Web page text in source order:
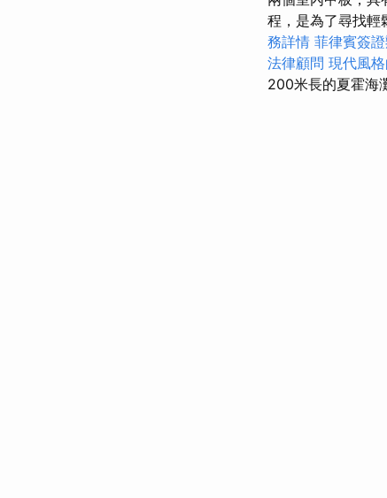
程，是為了尋找輕
務詳情 菲律賓簽
法律顧問 現代風
200米長的夏霍海